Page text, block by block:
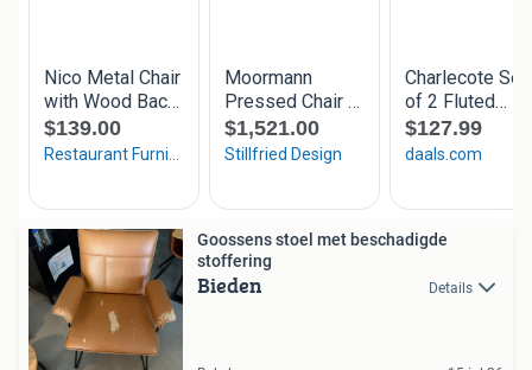
Goossens stoel met beschadigde
stoffering
Bieden Details